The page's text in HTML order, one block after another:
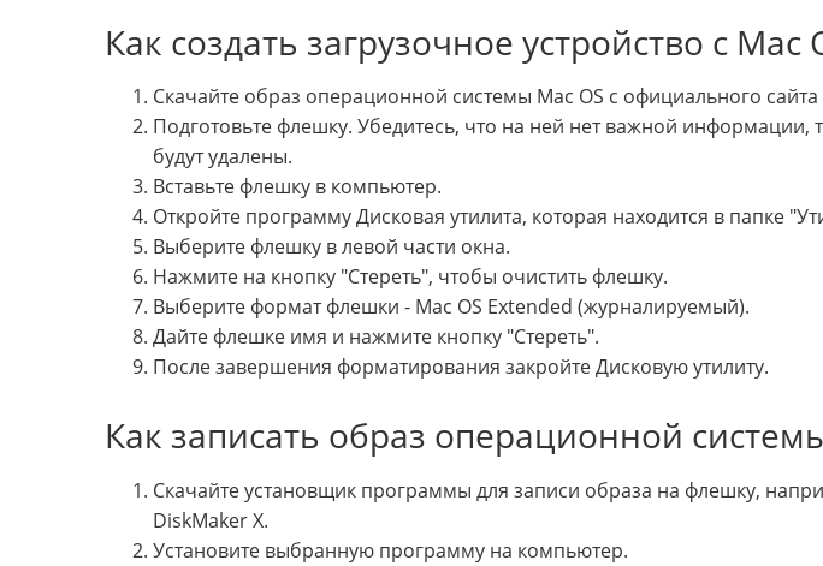
Как создать загрузочное устройство с Mac
Скачайте образ операционной системы Mac OS с официального сайта
Подготовьте флешку. Убедитесь, что на ней нет важной информации,
будут удалены.
Вставьте флешку в компьютер.
Откройте программу Дисковая утилита, которая находится в папке
Выберите флешку в левой части окна.
Нажмите на кнопку "Стереть", чтобы очистить флешку.
Выберите формат флешки - Mac OS Extended (журналируемый).
Дайте флешке имя и нажмите кнопку "Стереть".
После завершения форматирования закройте Дисковую утилиту.
Как записать образ операционной
Скачайте установщик программы для записи образа на флешку,
DiskMaker X.
Установите выбранную программу на компьютер.